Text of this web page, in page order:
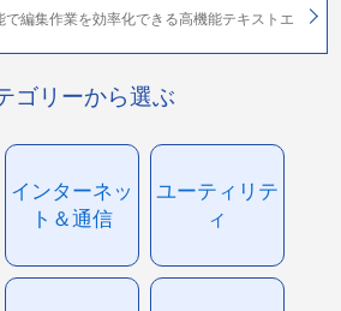
編集作業を効率化できる高機能テキストエ
ゴリーから選ぶ
インターネッ
ト＆通信
ユーティリテ
ィ